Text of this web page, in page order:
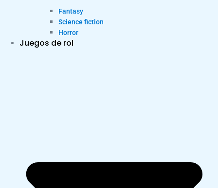
Fantasy
Science fiction
Horror
Juegos de rol